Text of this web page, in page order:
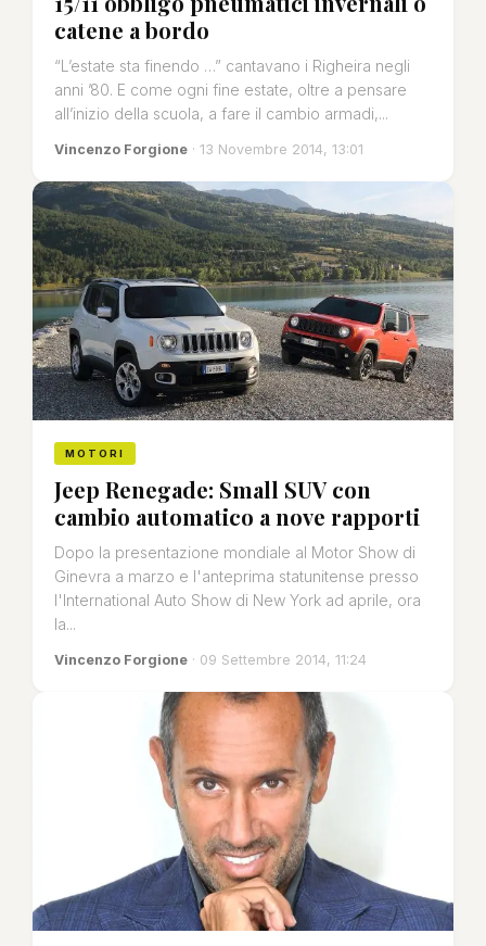
catene a bordo
“L’estate sta finendo …” cantavano i Righeira negli
anni ’80. E come ogni fine estate, oltre a pensare
all’inizio della scuola, a fare il cambio armadi,...
Vincenzo Forgione · 13 Novembre 2014, 13:01
MOTORI
Jeep Renegade: Small SUV con
cambio automatico a nove rapporti
Dopo la presentazione mondiale al Motor Show di
Ginevra a marzo e l'anteprima statunitense presso
l'International Auto Show di New York ad aprile, ora
la...
Vincenzo Forgione · 09 Settembre 2014, 11:24